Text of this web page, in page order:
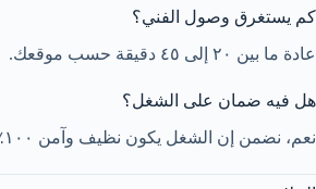
كم يستغرق وصول الفني؟
عادة ما بين ٢٠ إلى ٤٥ دقيقة حسب موقعك.
هل فيه ضمان على الشغل؟
نعم، نضمن إن الشغل يكون نظيف وآمن ١٠٠٪.